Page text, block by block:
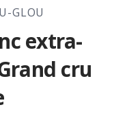
GLOU
extra-
cru